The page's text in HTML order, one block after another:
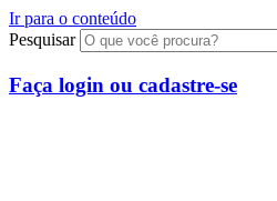
Ir para o conteúdo
Pesquisar
Faça login ou cadastre-se